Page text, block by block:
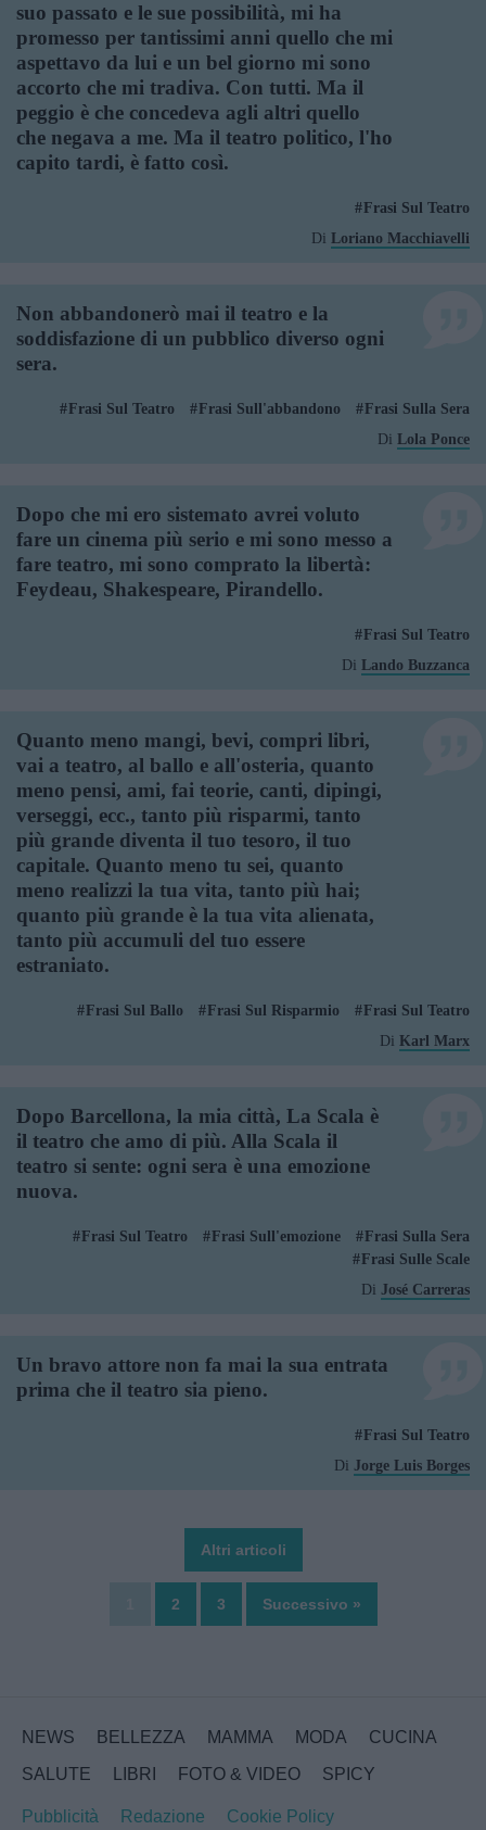
suo passato e le sue possibilità, mi ha
promesso per tantissimi anni quello che mi
aspettavo da lui e un bel giorno mi sono
accorto che mi tradiva. Con tutti. Ma il
peggio è che concedeva agli altri quello
che negava a me. Ma il teatro politico, l'ho
capito tardi, è fatto così.
Frasi Sul Teatro
Di Loriano Macchiavelli
Non abbandonerò mai il teatro e la
soddisfazione di un pubblico diverso ogni
sera.
Frasi Sul Teatro Frasi Sull'abbandono
Frasi Sulla Sera
Di Lola Ponce
Dopo che mi ero sistemato avrei voluto
fare un cinema più serio e mi sono messo a
fare teatro, mi sono comprato la libertà:
Feydeau, Shakespeare, Pirandello.
Frasi Sul Teatro
Di Lando Buzzanca
Quanto meno mangi, bevi, compri libri,
vai a teatro, al ballo e all'osteria, quanto
meno pensi, ami, fai teorie, canti, dipingi,
verseggi, ecc., tanto più risparmi, tanto
più grande diventa il tuo tesoro, il tuo
capitale. Quanto meno tu sei, quanto
meno realizzi la tua vita, tanto più hai;
quanto più grande è la tua vita alienata,
tanto più accumuli del tuo essere
estraniato.
Frasi Sul Ballo Frasi Sul Risparmio
Frasi Sul Teatro
Di Karl Marx
Dopo Barcellona, la mia città, La Scala è
il teatro che amo di più. Alla Scala il
teatro si sente: ogni sera è una emozione
nuova.
Frasi Sul Teatro Frasi Sull'emozione
Frasi Sulla Sera
Frasi Sulle Scale
Di José Carreras
Un bravo attore non fa mai la sua entrata
prima che il teatro sia pieno.
Frasi Sul Teatro
Di Jorge Luis Borges
Altri articoli
2 3 Successivo »
NEWS BELLEZZA MAMMA MODA
CUCINA
SALUTE
LIBRI FOTO & VIDEO SPICY
Pubblicità Redazione Cookie Policy